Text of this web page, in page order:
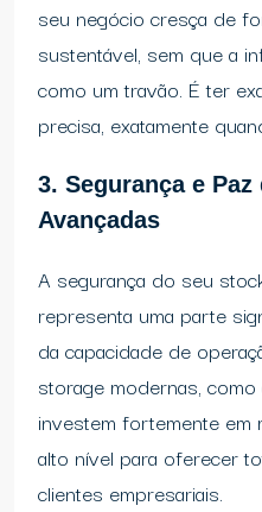
seu negócio cresça de
sustentável, sem que a
como um travão. É ter
precisa, exatamente
3. Segurança e
Avançadas
A segurança do seu
representa uma parte
da capacidade de
storage modernas,
investem fortemente em
alto nível para oferecer
clientes empresariais.